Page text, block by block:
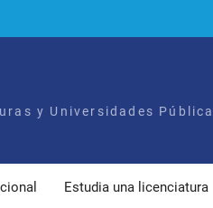
y Universidades
Estudia una licenciatura